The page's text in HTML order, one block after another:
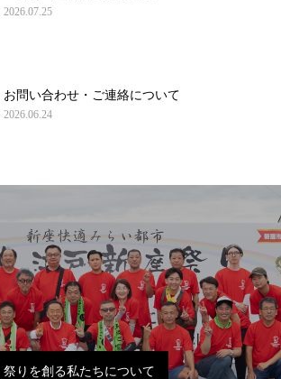
2026.07.25
お問い合わせ・ご連絡について
2026.06.24
祭りを創る私たちについて